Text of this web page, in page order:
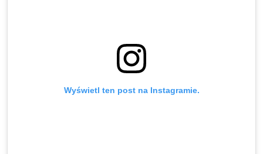
Wyświetl ten post na Instagramie.